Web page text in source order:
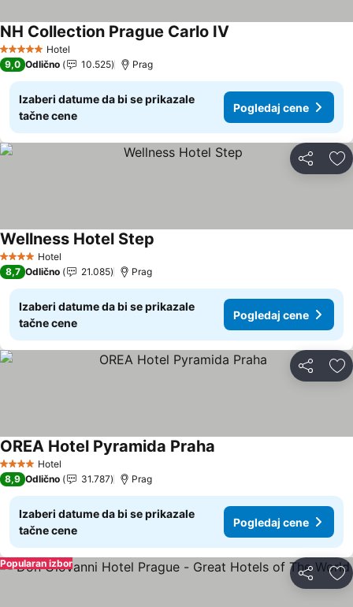
5 ZvezdiceHotel
NH Collection Prague Carlo IV
9,0 Odlično 10.525 Prag
Izaberi datume da bi se prikazale
tačne cene
Pogledaj cene
Deli
4 ZvezdiceHotel
Wellness Hotel Step
8,7 Odlično 21.085 Prag
Izaberi datume da bi se prikazale
tačne cene
Pogledaj cene
Deli
4 ZvezdiceHotel
OREA Hotel Pyramida Praha
8,9 Odlično 31.787 Prag
Izaberi datume da bi se prikazale
tačne cene
Pogledaj cene
Deli
Popularan izbor